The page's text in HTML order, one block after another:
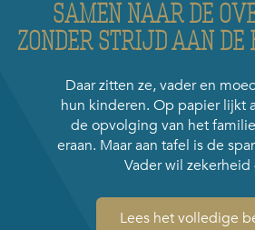
SAMEN NAAR DE
ZONDER STRIJD AAN
Daar zitten ze, vader en
hun kinderen. Op papier lijkt
de opvolging van het
eraan. Maar aan tafel is de
Vader wil zekerheid
Lees het volledige